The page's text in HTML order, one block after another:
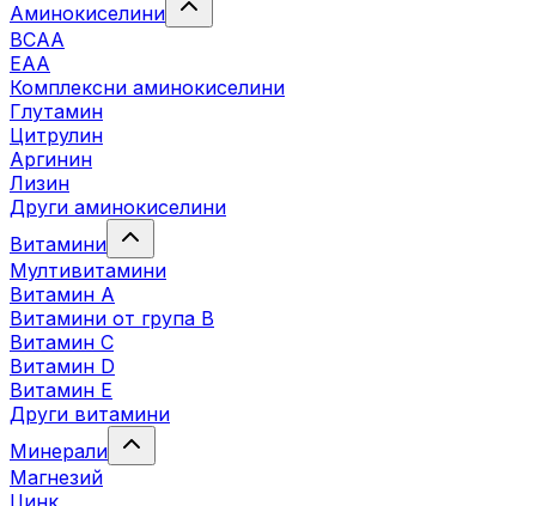
Аминокиселини
BCAA
EAA
Комплексни аминокиселини
Глутамин
Цитрулин
Аргинин
Лизин
Други аминокиселини
Витамини
Мултивитамини
Витамин А
Витамини от група B
Витамин C
Витамин D
Витамин E
Други витамини
Минерали
Магнезий